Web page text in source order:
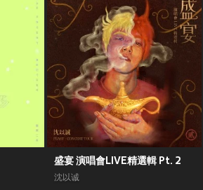
盛宴 演唱會LIVE精選輯 Pt. 2
沈以诚